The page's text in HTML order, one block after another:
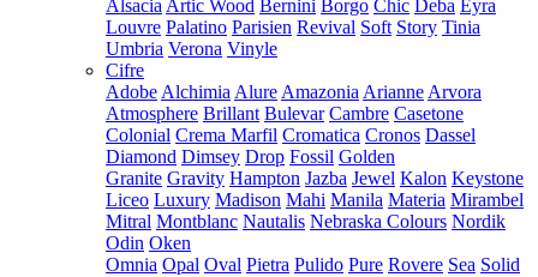
Alsacia Artic Wood Bernini Borgo Chic Deba Eyra
Louvre Palatino Parisien Revival Soft Story Tinia
Umbria Verona Vinyle
Cifre
Adobe Alchimia Alure Amazonia Arianne Arvora
Atmosphere Brillant Bulevar Cambre Casetone
Colonial Crema Marfil Cromatica Cronos Dassel
Diamond Dimsey Drop Fossil Golden
Granite Gravity Hampton Jazba Jewel Kalon Keystone
Liceo Luxury Madison Mahi Manila Materia Mirambel
Mitral Montblanc Nautalis Nebraska Colours Nordik
Odin Oken
Omnia Opal Oval Pietra Pulido Pure Rovere Sea Solid